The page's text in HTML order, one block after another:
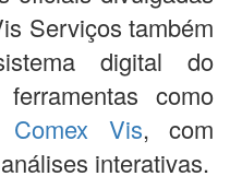
Serviços também
digital do
como
Comex Vis, com
interativas.